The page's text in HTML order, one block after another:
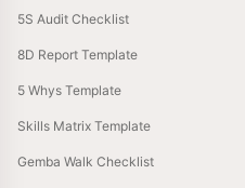
5S Audit Checklist
8D Report Template
5 Whys Template
Skills Matrix Template
Gemba Walk Checklist